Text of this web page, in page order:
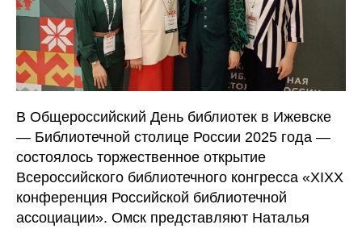
В Общероссийский День библиотек в Ижевске
— Библиотечной столице России 2025 года —
состоялось торжественное открытие
Всероссийского библиотечного конгресса «XIXX
конференция Российской библиотечной
ассоциации». Омск представляют Наталья